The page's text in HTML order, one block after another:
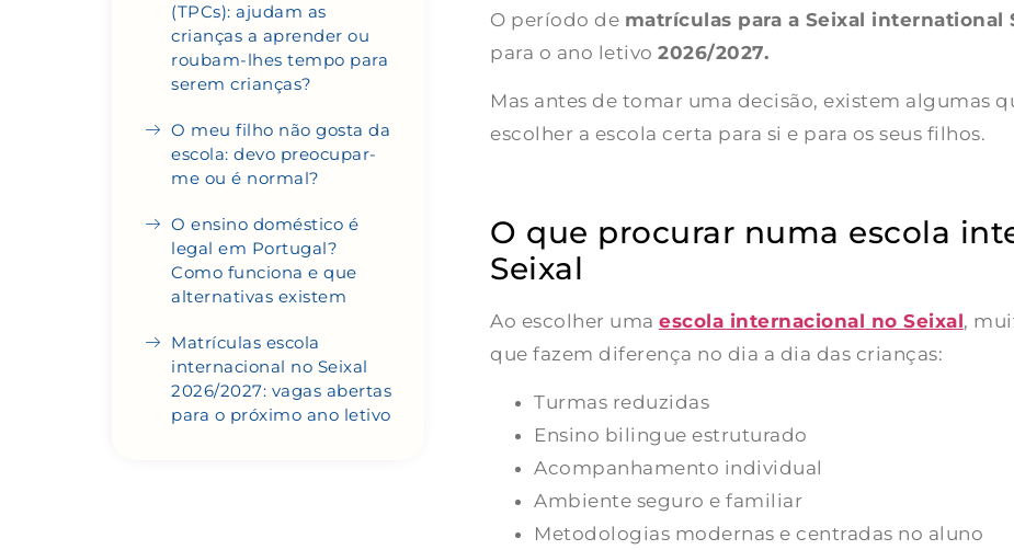
(TPCs): ajudam as
crianças a aprender ou
roubam-lhes tempo para
serem crianças?
O meu filho não gosta da
escola: devo preocupar-
me ou é normal?
O ensino doméstico é
legal em Portugal?
Como funciona e que
alternativas existem
Matrículas escola
internacional no Seixal
2026/2027: vagas abertas
para o próximo ano letivo
O período de matrículas para a Seixal international
para o ano letivo 2026/2027.
Mas antes de tomar uma decisão, existem algumas
escolher a escola certa para si e para os seus filhos.
O que procurar numa escola
Seixal
Ao escolher uma escola internacional no Seixal,
que fazem diferença no dia a dia das crianças:
Turmas reduzidas
Ensino bilingue estruturado
Acompanhamento individual
Ambiente seguro e familiar
Metodologias modernas e centradas no aluno